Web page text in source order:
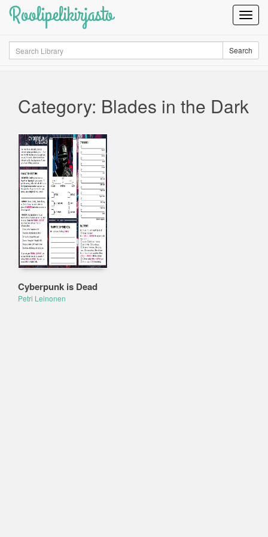
Roolipelikirjasto
Search Search
Category: Blades in the Dark
Cyberpunk is Dead
Petri Leinonen